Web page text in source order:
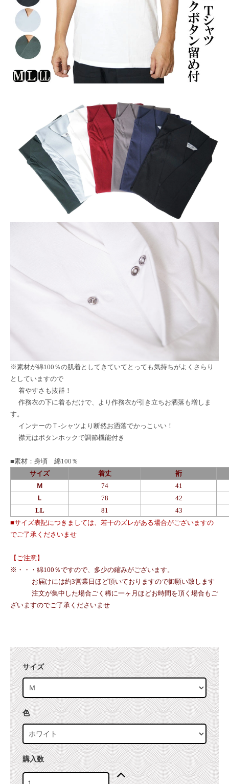
※素材が綿100％の肌着としてきていてとっても気持ちがよくさらり
としていますので
着やすさも抜群！
作務衣の下に着るだけで、より作務衣が引き立ちお洒落も増しま
す。
インナーのＴ-シャツより断然お洒落でかっこいい！
襟元はボタンホックで調節機能付き
■素材：身頃 綿100％
サイズ
着丈
裄
Ｍ
74
41
Ｌ
78
42
LL
81
43
■サイズ表記につきましては、若干のズレがある場合がございますの
でご了承くださいませ
【ご注意】
※・・・綿100％ですので、多少の縮みがございます。
お届けには約3営業日ほど頂いておりますので御願い致します
注文が集中した場合ごく稀に一ヶ月ほどお時間を頂く場合もご
ざいますのでご了承くださいませ
サイズ
色
購入数